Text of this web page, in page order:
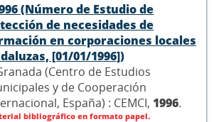
(Número de Estudio de
de necesidades de
en corporaciones locales
[01/01/1996])
(Centro de Estudios
y de Cooperación
España) : CEMCI, 1996.
bibliográfico en formato papel.